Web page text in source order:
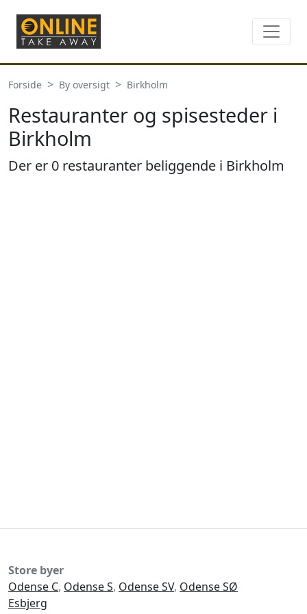
Forside By oversigt Birkholm
Restauranter og spisesteder i
Birkholm
Der er 0 restauranter beliggende i Birkholm
Store byer
Odense C, Odense S, Odense SV, Odense SØ
Esbjerg